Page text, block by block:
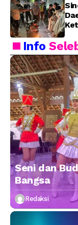
Info
Seni dan
Bangsa
Redaksi